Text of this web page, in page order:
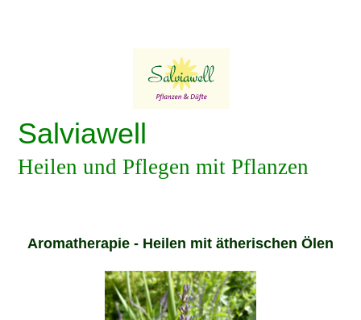
Salviawell
Heilen und Pflegen mit Pflanzen
Aromatherapie - Heilen mit ätherischen Ölen